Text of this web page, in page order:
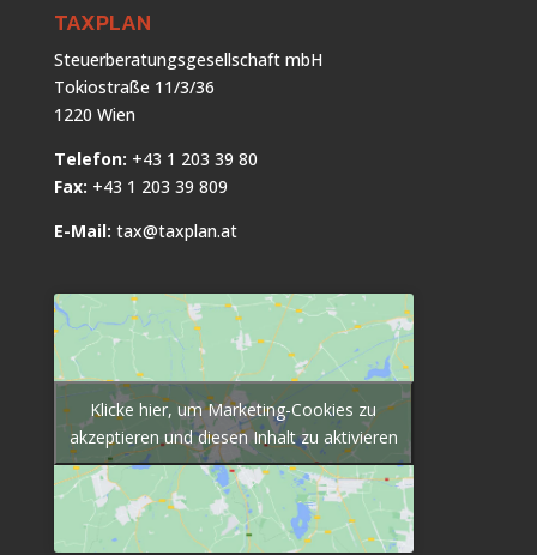
TAXPLAN
Steuerberatungsgesellschaft mbH
Tokiostraße 11/3/36
1220 Wien
Telefon: +43 1 203 39 80
Fax: +43 1 203 39 809
E-Mail: tax@taxplan.at
Klicke hier, um Marketing-Cookies zu
akzeptieren und diesen Inhalt zu aktivieren